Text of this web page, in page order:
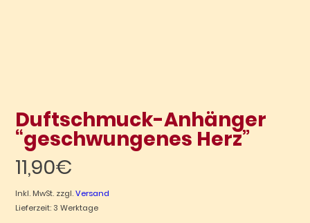
Duftschmuck-Anhänger
“geschwungenes Herz”
11,90€
Inkl. MwSt. zzgl.Versand
Lieferzeit: 3 Werktage